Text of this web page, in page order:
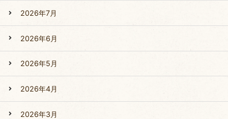
2026年7月
2026年6月
2026年5月
2026年4月
2026年3月